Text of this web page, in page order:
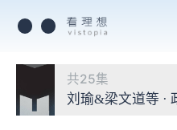
共25集
刘瑜&梁文道等 ·